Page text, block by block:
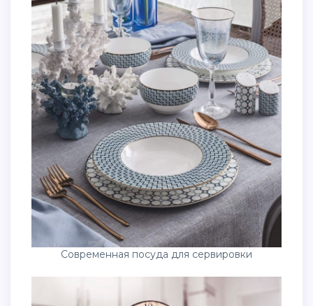
Современная посуда для сервировки